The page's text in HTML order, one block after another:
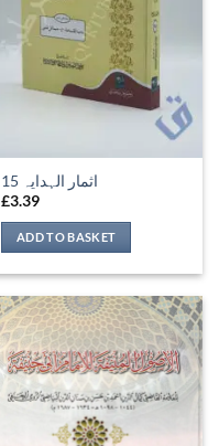
اثمار الہدایہ 15
£3.39
ADD TO BASKET